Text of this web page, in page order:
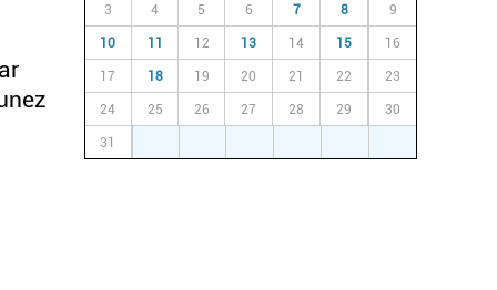
3 4 5 6 7 8 9
10 11 12 13 14 15 16
17 18 19 20 21 22 23
24 25 26 27 28 29 30
31